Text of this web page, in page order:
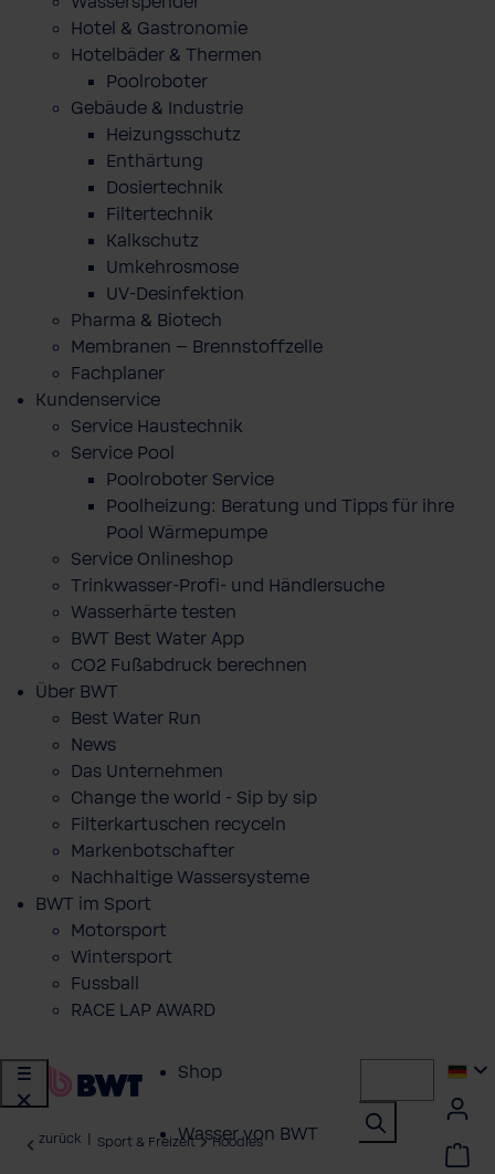
Hotel & Gastronomie
Hotelbäder & Thermen
Poolroboter
Gebäude & Industrie
Heizungsschutz
Enthärtung
Dosiertechnik
Filtertechnik
Kalkschutz
Umkehrosmose
UV-Desinfektion
Pharma & Biotech
Membranen – Brennstoffzelle
Fachplaner
Kundenservice
Service Haustechnik
Service Pool
Poolroboter Service
Poolheizung: Beratung und Tipps für ihre
Pool Wärmepumpe
Service Onlineshop
Trinkwasser-Profi- und Händlersuche
Wasserhärte testen
BWT Best Water App
CO2 Fußabdruck berechnen
Über BWT
Best Water Run
News
Das Unternehmen
Change the world - Sip by sip
Filterkartuschen recyceln
Markenbotschafter
Nachhaltige Wassersysteme
BWT im Sport
Motorsport
Wintersport
Fussball
RACE LAP AWARD
Shop
Wasser von BWT
zurück Sport & Freizeit Hoodies